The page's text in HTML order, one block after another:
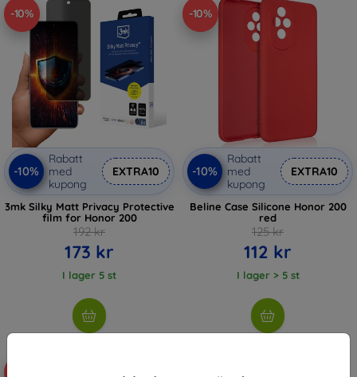
-10%
-10%
Rabatt
med
kupong
EXTRA10
3mk Silky Matt Privacy Protective
film for Honor 200
192 kr
173 kr
I lager 5 st
-10%
-10%
Rabatt
med
kupong
EXTRA10
Beline Case Silicone Honor 200
red
125 kr
112 kr
I lager > 5 st